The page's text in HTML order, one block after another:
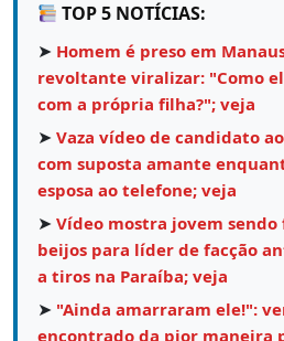
TOP 5 NOTÍCIAS:
➤ Homem é preso em
revoltante viralizar: "Como
com a própria filha?"; veja
➤ Vaza vídeo de candidato
com suposta amante
esposa ao telefone; veja
➤ Vídeo mostra jovem
beijos para líder de facção
a tiros na Paraíba; veja
➤ "Ainda amarraram ele!":
encontrado da pior maneira